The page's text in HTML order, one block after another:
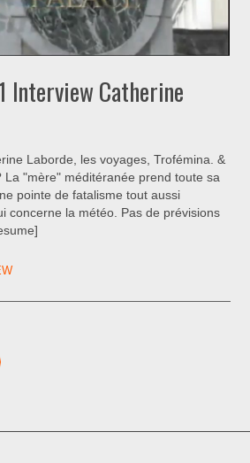
Interview Catherine
Laborde, les voyages, Trofémina. &
La "mère" méditéranée prend toute sa
pointe de fatalisme tout aussi
concerne la météo. Pas de prévisions